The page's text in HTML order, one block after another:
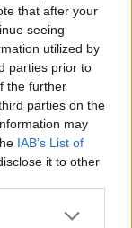
that after your
seeing
utilized by
parties prior to
the further
parties on the
may
IAB’s List of
it to other